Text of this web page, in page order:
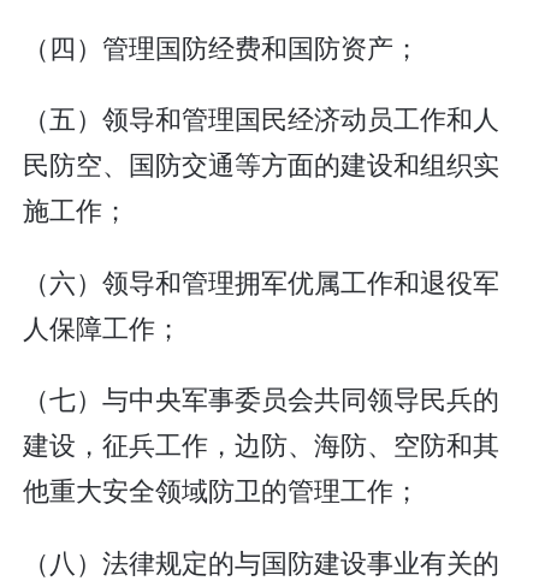
（四）管理国防经费和国防资产；
（五）领导和管理国民经济动员工作和人
民防空、国防交通等方面的建设和组织实
施工作；
（六）领导和管理拥军优属工作和退役军
人保障工作；
（七）与中央军事委员会共同领导民兵的
建设，征兵工作，边防、海防、空防和其
他重大安全领域防卫的管理工作；
（八）法律规定的与国防建设事业有关的